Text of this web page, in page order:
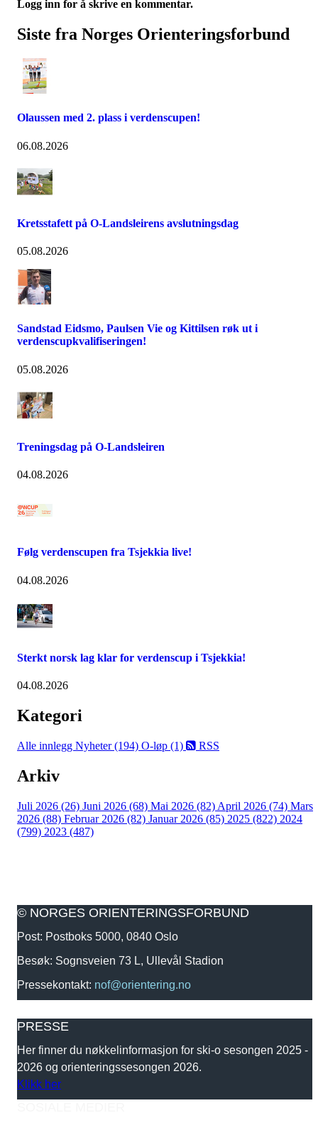
Logg inn for å skrive en kommentar.
Siste fra Norges Orienteringsforbund
Olaussen med 2. plass i verdenscupen!
06.08.2026
Kretsstafett på O-Landsleirens avslutningsdag
05.08.2026
Sandstad Eidsmo, Paulsen Vie og Kittilsen røk ut i
verdenscupkvalifiseringen!
05.08.2026
Treningsdag på O-Landsleiren
04.08.2026
Følg verdenscupen fra Tsjekkia live!
04.08.2026
Sterkt norsk lag klar for verdenscup i Tsjekkia!
04.08.2026
Kategori
Alle innlegg Nyheter (194) O-løp (1) RSS
Arkiv
Juli 2026 (26) Juni 2026 (68) Mai 2026 (82) April 2026 (74) Mars
2026 (88) Februar 2026 (82) Januar 2026 (85) 2025 (822) 2024
(799) 2023 (487)
© NORGES ORIENTERINGSFORBUND
Post: Postboks 5000, 0840 Oslo
Besøk: Sognsveien 73 L, Ullevål Stadion
Pressekontakt: nof@orientering.no
PRESSE
Her finner du nøkkelinformasjon for ski-o sesongen 2025 -
2026 og orienteringssesongen 2026.
Klikk her